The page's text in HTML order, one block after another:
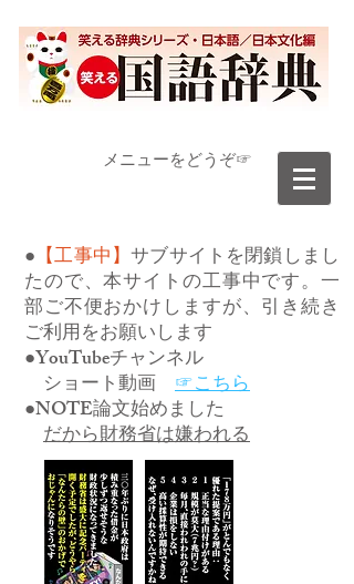
​メニューをどうぞ☞
● 【工事中】サブサイトを閉鎖しまし
たので、本サイトの工事中です。一
部ご不便おかけしますが、引き続き
ご利用をお願いします
●YouTubeチャンネル
ショート動画 ☞こちら
●NOTE論文始めました
だから財務省は嫌われる